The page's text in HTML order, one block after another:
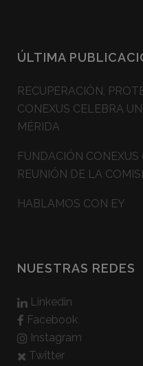
ÚLTIMA
RECUPERACIÓN,
CONEXUS CELEBRA
MÉRIDA
FUNDACIÓN
REUNIÓN DE LA
HABLAMOS CON EY
NUESTRAS REDES
Linkedin
Facebook
Instagram
Twitter